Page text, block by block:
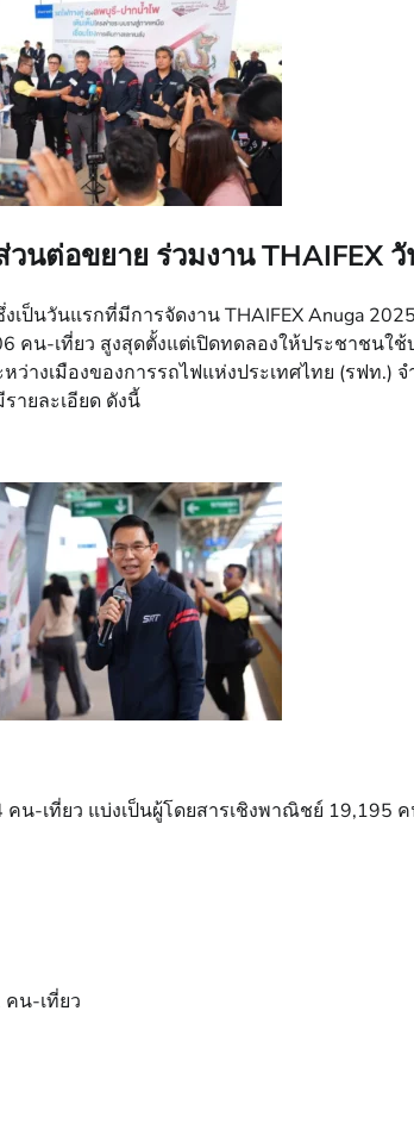
นต่อขยาย ร่วมงาน THAIFEX
ป็นวันแรกที่มีการจัดงาน THAIFEX Anuga
คน-เที่ยว สูงสุดตั้งแต่เปิดทดลองให้ประชาชน
างเมืองของการรถไฟแห่งประเทศไทย (รฟท.)
ายละเอียด ดังนี้
-เที่ยว แบ่งเป็นผู้โดยสารเชิงพาณิชย์ 19,195
น-เที่ยว